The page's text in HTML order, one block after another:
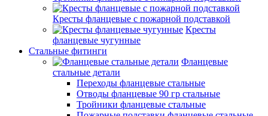
Кресты фланцевые с пожарной подставкой
Кресты
фланцевые чугунные
Стальные фитинги
Фланцевые
стальные детали
Переходы фланцевые стальные
Отводы фланцевые 90 гр стальные
Тройники фланцевые стальные